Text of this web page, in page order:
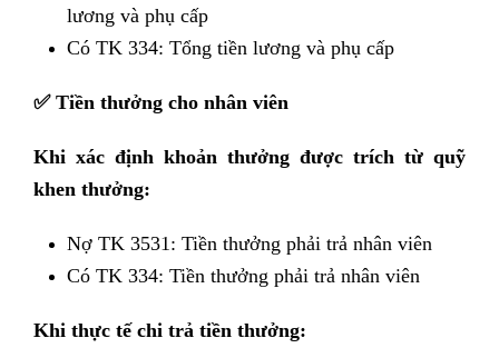
lương và phụ cấp
Có TK 334: Tổng tiền lương và phụ cấp
✅Tiền thưởng cho nhân viên
Khi xác định khoản thưởng được trích từ quỹ
khen thưởng:
Nợ TK 3531: Tiền thưởng phải trả nhân viên
Có TK 334: Tiền thưởng phải trả nhân viên
Khi thực tế chi trả tiền thưởng: